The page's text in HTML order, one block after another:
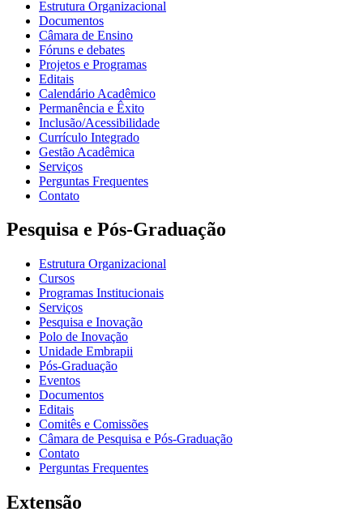
Estrutura Organizacional
Documentos
Câmara de Ensino
Fóruns e debates
Projetos e Programas
Editais
Calendário Acadêmico
Permanência e Êxito
Inclusão/Acessibilidade
Currículo Integrado
Gestão Acadêmica
Serviços
Perguntas Frequentes
Contato
Pesquisa e Pós-Graduação
Estrutura Organizacional
Cursos
Programas Institucionais
Serviços
Pesquisa e Inovação
Polo de Inovação
Unidade Embrapii
Pós-Graduação
Eventos
Documentos
Editais
Comitês e Comissões
Câmara de Pesquisa e Pós-Graduação
Contato
Perguntas Frequentes
Extensão